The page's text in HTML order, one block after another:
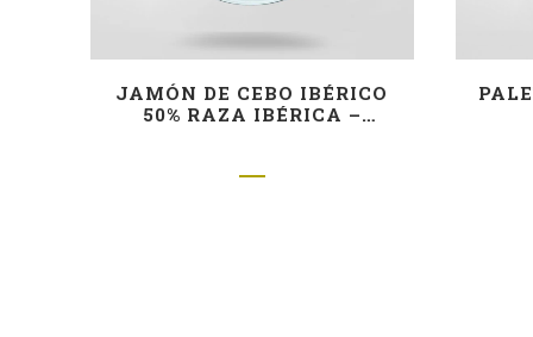
JAMÓN DE CEBO IBÉRICO
50% RAZA IBÉRICA –